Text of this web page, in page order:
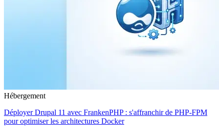
Hébergement
Déployer Drupal 11 avec FrankenPHP : s'affranchir de PHP-FPM
pour optimiser les architectures Docker